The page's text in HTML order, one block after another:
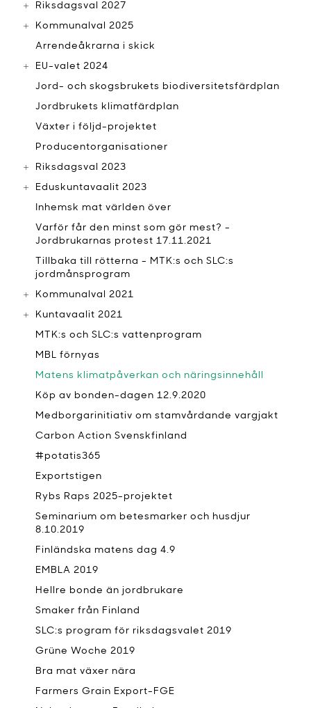
Riksdagsval 2027
Kommunalval 2025
Arrendeåkrarna i skick
EU-valet 2024
Jord- och skogsbrukets biodiversitetsfärdplan
Jordbrukets klimatfärdplan
Växter i följd-projektet
Producentorganisationer
Riksdagsval 2023
Eduskuntavaalit 2023
Inhemsk mat världen över
Varför får den minst som gör mest? -
Jordbrukarnas protest 17.11.2021
Tillbaka till rötterna - MTK:s och SLC:s
jordmånsprogram
Kommunalval 2021
Kuntavaalit 2021
MTK:s och SLC:s vattenprogram
MBL förnyas
Matens klimatpåverkan och näringsinnehåll
Köp av bonden-dagen 12.9.2020
Medborgarinitiativ om stamvårdande vargjakt
Carbon Action Svenskfinland
#potatis365
Exportstigen
Rybs Raps 2025-projektet
Seminarium om betesmarker och husdjur
8.10.2019
Finländska matens dag 4.9
EMBLA 2019
Hellre bonde än jordbrukare
Smaker från Finland
SLC:s program för riksdagsvalet 2019
Grüne Woche 2019
Bra mat växer nära
Farmers Grain Export-FGE